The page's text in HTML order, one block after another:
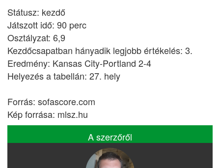
Státusz: kezdő
Játszott idő: 90 perc
Osztályzat: 6,9
Kezdőcsapatban hányadik legjobb értékelés: 3.
Eredmény: Kansas City-Portland 2-4
Helyezés a tabellán: 27. hely
Forrás: sofascore.com
Kép forrása: mlsz.hu
A szerzőről